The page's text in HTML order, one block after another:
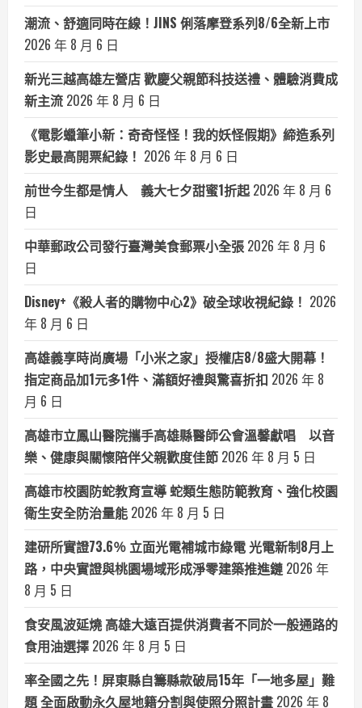
潮流、舒適同時在線！JINS 俐落摩登系列8/6全新上市
2026 年 8 月 6 日
新光三越高雄左營店 歡慶父親節科技送禮、體驗消費成
新主流 2026 年 8 月 6 日
《電影蠟筆小新：奇奇怪怪！我的妖怪假期》締造系列
影史最高開票紀錄！ 2026 年 8 月 6 日
前世今生都是情人 義大七夕甜蜜1折起 2026 年 8 月 6
日
中華郵政公司發行臺灣美食郵票小全張 2026 年 8 月 6
日
Disney+《殺人者的購物中心2》破全球收視紀錄！ 2026
年 8 月 6 日
高雄義享時尚廣場「小米之家」授權店8/8盛大開幕！
指定商品加1元多1件、滿額好禮與驚喜折扣 2026 年 8
月 6 日
高雄市立鳳山醫院攜手高雄縣醫師公會溫馨獻唱 以音
樂、健康與關懷陪伴父親歡度佳節 2026 年 8 月 5 日
高雄市校園防蛇教育宣導 蛇類生態防範教育、強化校園
衛生安全防治量能 2026 年 8 月 5 日
建研所實證73.6％ 立面光電補城市綠電 光電新制8月上
路，中央實證與桃園場域形成淨零建築推進鏈 2026 年
8 月 5 日
食安風波延燒 高雄大遠百提供消費者不同於一般通路的
食用油選擇 2026 年 8 月 5 日
率全國之先！屏東縣自籌縣款破局15年「一地多屋」難
題 全面啟動永久屋地籍分割與使照分照計畫 2026 年 8